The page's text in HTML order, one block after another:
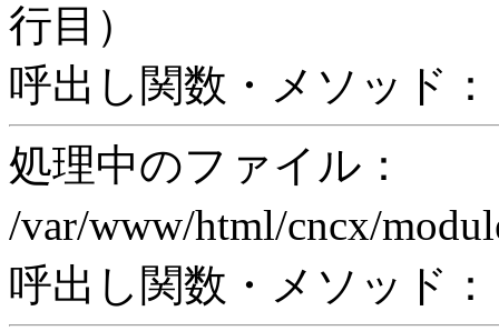
行目）
呼出し関数・メソッド：
処理中のファイル：
/var/www/html/cncx/
呼出し関数・メソッド：